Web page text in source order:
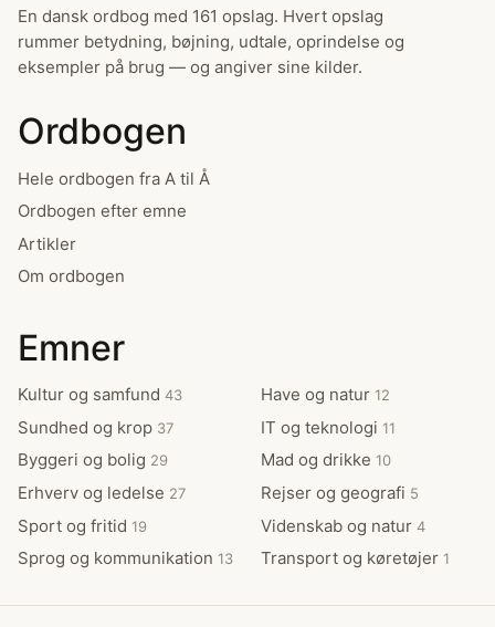
En dansk ordbog med 161 opslag. Hvert opslag
rummer betydning, bøjning, udtale, oprindelse og
eksempler på brug — og angiver sine kilder.
Ordbogen
Hele ordbogen fra A til Å
Ordbogen efter emne
Artikler
Om ordbogen
Emner
Kultur og samfund 43
Sundhed og krop 37
Byggeri og bolig 29
Erhverv og ledelse 27
Sport og fritid 19
Sprog og kommunikation 13
Have og natur 12
IT og teknologi 11
Mad og drikke 10
Rejser og geografi 5
Videnskab og natur 4
Transport og køretøjer 1